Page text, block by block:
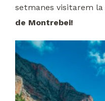
setmanes visitarem la
de Montrebei!